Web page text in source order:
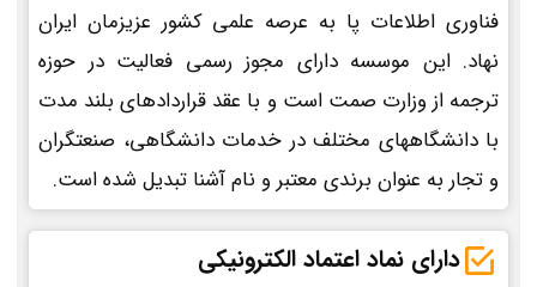
فناوری اطلاعات پا به عرصه علمی کشور عزیزمان ایران
نهاد. این موسسه دارای مجوز رسمی فعالیت در حوزه
ترجمه از وزارت صمت است و با عقد قراردادهای بلند مدت
با دانشگاههای مختلف در خدمات دانشگاهی، صنعتگران
و تجار به عنوان برندی معتبر و نام آشنا تبدیل شده است.
دارای نماد اعتماد الکترونیکی